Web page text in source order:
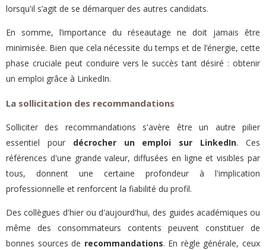
lorsqu'il s’agit de se démarquer des autres candidats.
En somme, l’importance du réseautage ne doit jamais être
minimisée. Bien que cela nécessite du temps et de l’énergie, cette
phase cruciale peut conduire vers le succès tant désiré : obtenir
un emploi grâce à LinkedIn.
La sollicitation des recommandations
Solliciter des recommandations s'avère être un autre pilier
essentiel pour décrocher un emploi sur LinkedIn. Ces
références d'une grande valeur, diffusées en ligne et visibles par
tous, donnent une certaine profondeur à l'implication
professionnelle et renforcent la fiabilité du profil.
Des collègues d'hier ou d'aujourd'hui, des guides académiques ou
même des consommateurs contents peuvent constituer de
bonnes sources de recommandations. En règle générale, ceux